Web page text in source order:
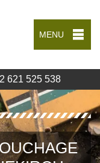
MENU
621 525 538